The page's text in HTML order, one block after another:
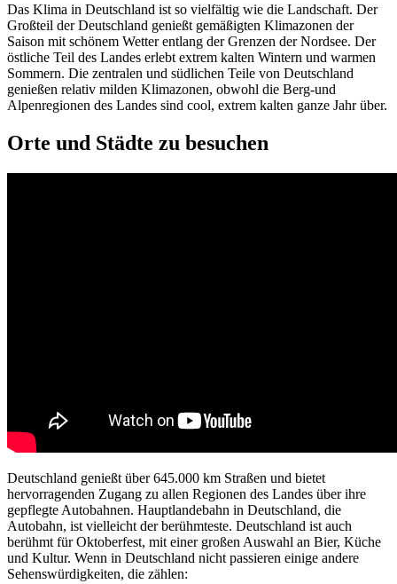
Das Klima in Deutschland ist so vielfältig wie die Landschaft. Der
Großteil der Deutschland genießt gemäßigten Klimazonen der
Saison mit schönem Wetter entlang der Grenzen der Nordsee. Der
östliche Teil des Landes erlebt extrem kalten Wintern und warmen
Sommern. Die zentralen und südlichen Teile von Deutschland
genießen relativ milden Klimazonen, obwohl die Berg-und
Alpenregionen des Landes sind cool, extrem kalten ganze Jahr über.
Orte und Städte zu besuchen
Deutschland genießt über 645.000 km Straßen und bietet
hervorragenden Zugang zu allen Regionen des Landes über ihre
gepflegte Autobahnen. Hauptlandebahn in Deutschland, die
Autobahn, ist vielleicht der berühmteste. Deutschland ist auch
berühmt für Oktoberfest, mit einer großen Auswahl an Bier, Küche
und Kultur. Wenn in Deutschland nicht passieren einige andere
Sehenswürdigkeiten, die zählen: